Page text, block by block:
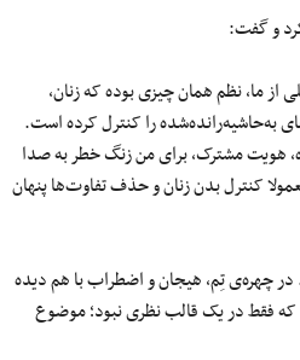
و گفت:
ما، نظم همان چیزی بوده که زنان،
به‌حاشیه‌رانده‌شده را کنترل کرده است.
هویت مشترک، برای من زنگ خطر به صدا
کنترل بدن زنان و حذف تفاوت‌ها پنهان
در چهره‌ی تِم، هیجان و اضطراب با هم دیده
فقط در یک قالب نظری نبود؛ موضوع